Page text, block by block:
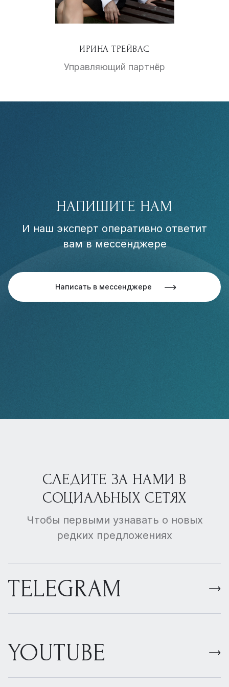
ИРИНА ТРЕЙВАС
Управляющий партнёр
НАПИШИТЕ НАМ
И наш эксперт оперативно ответит
вам в мессенджере
Написать в мессенджере
СЛЕДИТЕ ЗА НАМИ В
СОЦИАЛЬНЫХ СЕТЯХ
Чтобы первыми узнавать о новых
редких предложениях
TELEGRAM
YOUTUBE